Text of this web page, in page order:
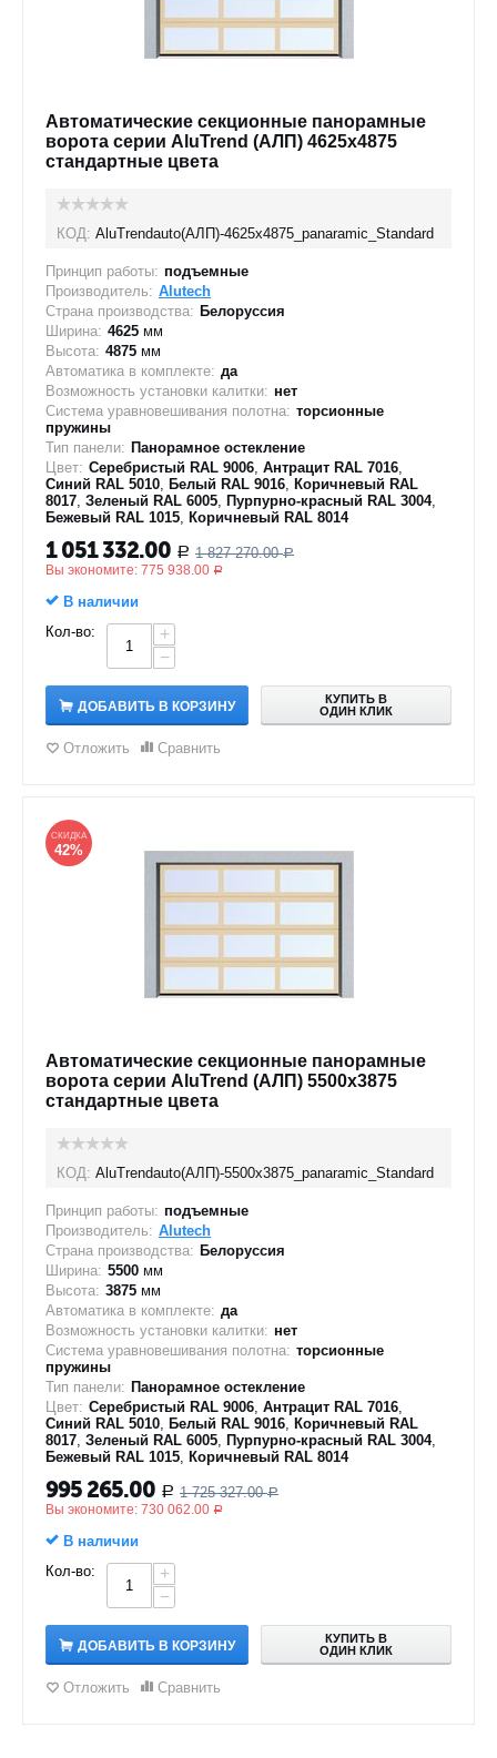
Автоматические секционные панорамные
ворота серии AluTrend (АЛП) 4625х4875
стандартные цвета
КОД: AluTrendauto(АЛП)-4625х4875_panaramic_Standard
Принцип работы: подъемные
Производитель: Alutech
Страна производства: Белоруссия
Ширина: 4625 мм
Высота: 4875 мм
Автоматика в комплекте: да
Возможность установки калитки: нет
Система уравновешивания полотна: торсионные
пружины
Тип панели: Панорамное остекление
Цвет: Серебристый RAL 9006, Антрацит RAL 7016,
Синий RAL 5010, Белый RAL 9016, Коричневый RAL
8017, Зеленый RAL 6005, Пурпурно-красный RAL 3004,
Бежевый RAL 1015, Коричневый RAL 8014
1 051 332.00 Р 1 827 270.00 Р
Вы экономите: 775 938.00 Р
В наличии
Кол-во:
+
−
ДОБАВИТЬ В КОРЗИНУ
КУПИТЬ В
ОДИН КЛИК
Отложить Сравнить
СКИДКА
42%
Автоматические секционные панорамные
ворота серии AluTrend (АЛП) 5500х3875
стандартные цвета
КОД: AluTrendauto(АЛП)-5500х3875_panaramic_Standard
Принцип работы: подъемные
Производитель: Alutech
Страна производства: Белоруссия
Ширина: 5500 мм
Высота: 3875 мм
Автоматика в комплекте: да
Возможность установки калитки: нет
Система уравновешивания полотна: торсионные
пружины
Тип панели: Панорамное остекление
Цвет: Серебристый RAL 9006, Антрацит RAL 7016,
Синий RAL 5010, Белый RAL 9016, Коричневый RAL
8017, Зеленый RAL 6005, Пурпурно-красный RAL 3004,
Бежевый RAL 1015, Коричневый RAL 8014
995 265.00 Р 1 725 327.00 Р
Вы экономите: 730 062.00 Р
В наличии
Кол-во:
+
−
ДОБАВИТЬ В КОРЗИНУ
КУПИТЬ В
ОДИН КЛИК
Отложить Сравнить